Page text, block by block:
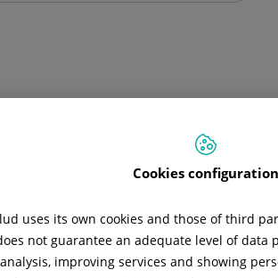
Cookies configuration
uses its own cookies and those of third
not guarantee an adequate level of
improving services and showing